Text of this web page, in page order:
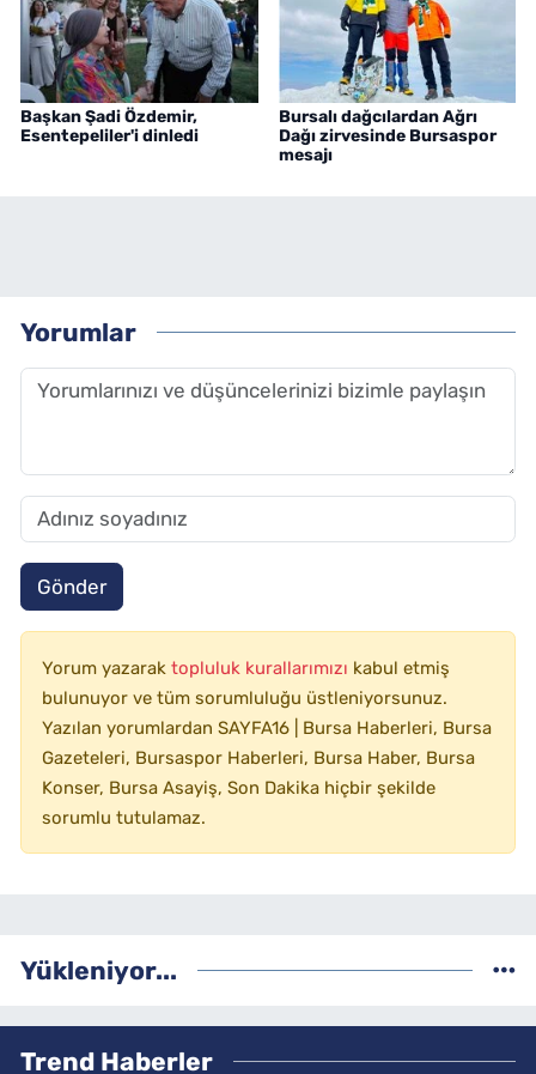
Başkan Şadi Özdemir,
Esentepeliler'i dinledi
Bursalı dağcılardan Ağrı
Dağı zirvesinde Bursaspor
mesajı
Yorumlar
Gönder
Yorum yazarak topluluk kurallarımızı kabul etmiş
bulunuyor ve tüm sorumluluğu üstleniyorsunuz.
Yazılan yorumlardan SAYFA16 | Bursa Haberleri, Bursa
Gazeteleri, Bursaspor Haberleri, Bursa Haber, Bursa
Konser, Bursa Asayiş, Son Dakika hiçbir şekilde
sorumlu tutulamaz.
Yükleniyor...
Trend Haberler